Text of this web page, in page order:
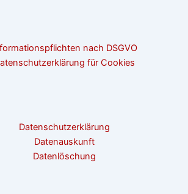
nach DSGVO
für Cookies
Datenschutzerklärung
Datenauskunft
Datenlöschung